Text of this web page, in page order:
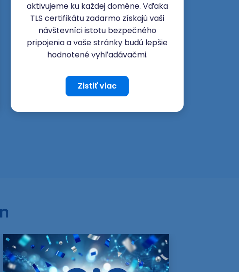
aktivujeme ku každej doméne. Vďaka
TLS certifikátu zadarmo získajú vaši
návštevníci istotu bezpečného
pripojenia a vaše stránky budú lepšie
hodnotené vyhľadávačmi.
Zistiť viac